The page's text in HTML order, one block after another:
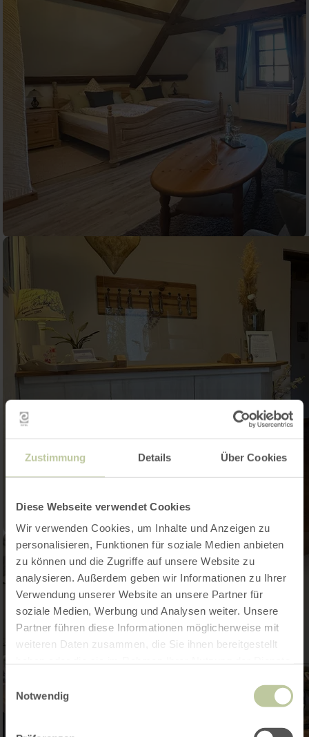
Zustimmung Details Über Cookies
Diese Webseite verwendet Cookies
Wir verwenden Cookies, um Inhalte und Anzeigen zu
personalisieren, Funktionen für soziale Medien anbieten
zu können und die Zugriffe auf unsere Website zu
analysieren. Außerdem geben wir Informationen zu Ihrer
Verwendung unserer Website an unsere Partner für
soziale Medien, Werbung und Analysen weiter. Unsere
Partner führen diese Informationen möglicherweise mit
weiteren Daten zusammen, die Sie ihnen bereitgestellt
Einwilligungsauswahl
Notwendig